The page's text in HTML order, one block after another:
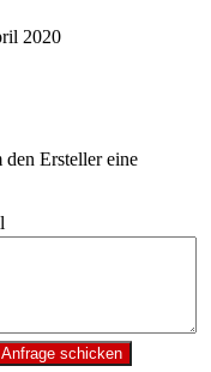
2020
den Ersteller eine